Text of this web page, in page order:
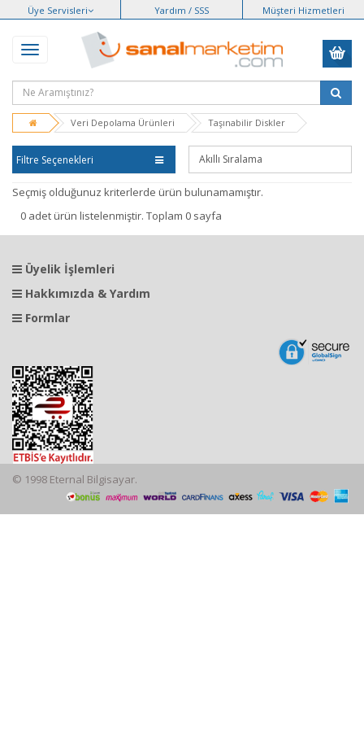
Üye Servisleri Yardım / SSS Müşteri Hizmetleri
Veri Depolama Ürünleri Taşınabilir Diskler
Filtre Seçenekleri
Seçmiş olduğunuz kriterlerde ürün bulunamamıştır.
0 adet ürün listelenmiştir. Toplam 0 sayfa
Üyelik İşlemleri
Hakkımızda & Yardım
Formlar
© 1998 Eternal Bilgisayar.